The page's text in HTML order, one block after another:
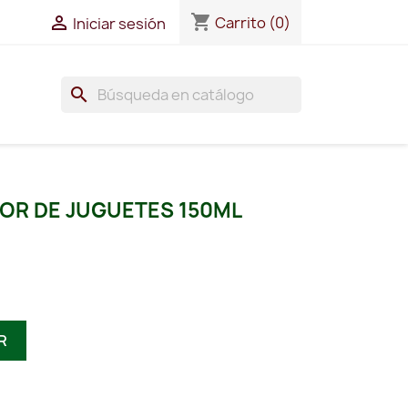
 Iniciar sesión shopping_cart Carrito (0)
search
DE JUGUETES 150ML